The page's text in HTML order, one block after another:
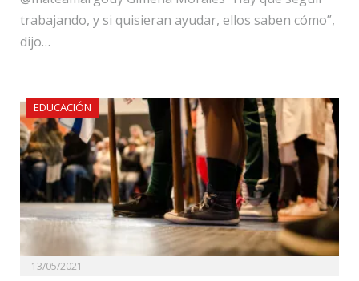
trabajando, y si quisieran ayudar, ellos saben cómo”,
dijo…
EDUCACIÓN
13/05/2021